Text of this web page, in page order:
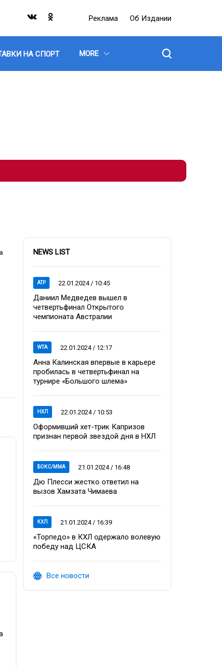
Реклама Об Издании
НА СПОРТ MORE
NEWS LIST
ATP 22.01.2024 / 10:45
Даниил Медведев вышел в
четвертьфинал Открытого
чемпионата Австралии
WTA 22.01.2024 / 12:17
Анна Калинская впервые в карьере
пробилась в четвертьфинал на
турнире «Большого шлема»
НХЛ 22.01.2024 / 10:53
Оформивший хет-трик Капризов
признан первой звездой дня в НХЛ
БОКС/ММА 21.01.2024 / 16:48
Дю Плесси жестко ответил на
вызов Хамзата Чимаева
КХЛ 21.01.2024 / 16:39
«Торпедо» в КХЛ одержало волевую
победу над ЦСКА
Все новости